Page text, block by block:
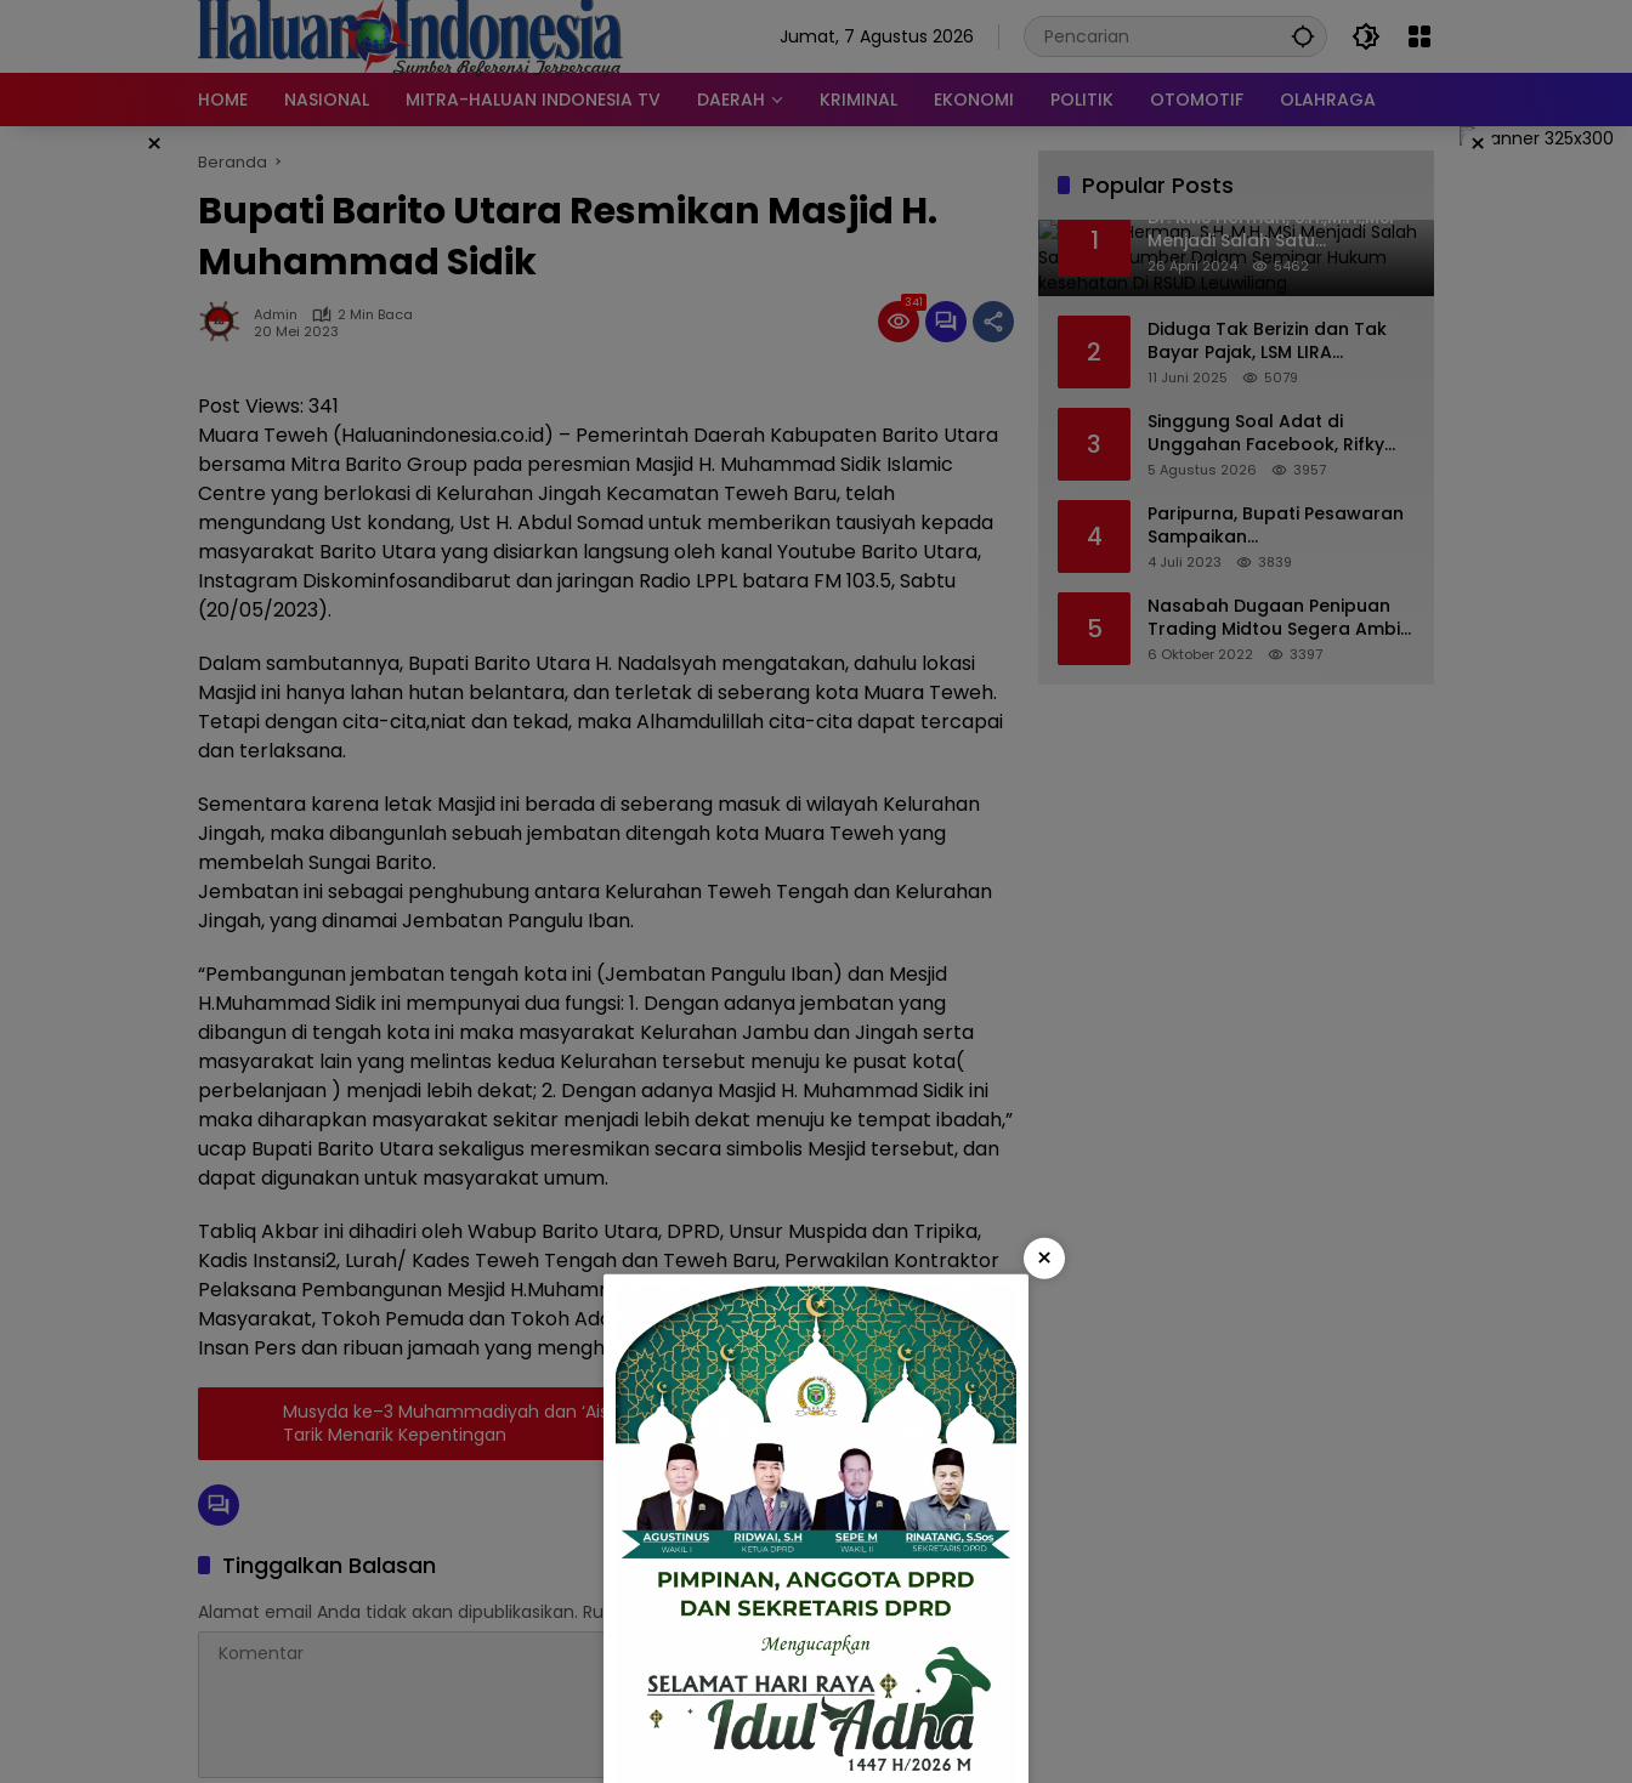
Jumat, 7 Agustus 2026
HOME NASIONAL MITRA-HALUAN INDONESIA TV DAERAH KRIMINAL EKONOMI POLITIK OTOMOTIF OLAHRAGA
× ×
Beranda
Bupati Barito Utara Resmikan Masjid H.
Muhammad Sidik
Admin
2 Min Baca
20 Mei 2023
341
Post Views: 341
Muara Teweh (Haluanindonesia.co.id) – Pemerintah Daerah Kabupaten Barito Utara
bersama Mitra Barito Group pada peresmian Masjid H. Muhammad Sidik Islamic
Centre yang berlokasi di Kelurahan Jingah Kecamatan Teweh Baru, telah
mengundang Ust kondang, Ust H. Abdul Somad untuk memberikan tausiyah kepada
masyarakat Barito Utara yang disiarkan langsung oleh kanal Youtube Barito Utara,
Instagram Diskominfosandibarut dan jaringan Radio LPPL batara FM 103.5, Sabtu
(20/05/2023).
Dalam sambutannya, Bupati Barito Utara H. Nadalsyah mengatakan, dahulu lokasi
Masjid ini hanya lahan hutan belantara, dan terletak di seberang kota Muara Teweh.
Tetapi dengan cita-cita,niat dan tekad, maka Alhamdulillah cita-cita dapat tercapai
dan terlaksana.
Sementara karena letak Masjid ini berada di seberang masuk di wilayah Kelurahan
Jingah, maka dibangunlah sebuah jembatan ditengah kota Muara Teweh yang
membelah Sungai Barito.
Jembatan ini sebagai penghubung antara Kelurahan Teweh Tengah dan Kelurahan
Jingah, yang dinamai Jembatan Pangulu Iban.
“Pembangunan jembatan tengah kota ini (Jembatan Pangulu Iban) dan Mesjid
H.Muhammad Sidik ini mempunyai dua fungsi: 1. Dengan adanya jembatan yang
dibangun di tengah kota ini maka masyarakat Kelurahan Jambu dan Jingah serta
masyarakat lain yang melintas kedua Kelurahan tersebut menuju ke pusat kota(
perbelanjaan ) menjadi lebih dekat; 2. Dengan adanya Masjid H. Muhammad Sidik ini
maka diharapkan masyarakat sekitar menjadi lebih dekat menuju ke tempat ibadah,”
ucap Bupati Barito Utara sekaligus meresmikan secara simbolis Mesjid tersebut, dan
dapat digunakan untuk masyarakat umum.
Tabliq Akbar ini dihadiri oleh Wabup Barito Utara, DPRD, Unsur Muspida dan Tripika,
Kadis Instansi2, Lurah/ Kades Teweh Tengah dan Teweh Baru, Perwakilan Kontraktor
Pelaksana Pembangunan Mesjid H.Muhammad Sidik, Tokoh Agama, Tokoh
Masyarakat, Tokoh Pemuda dan Tokoh Adat, Organisasi ORARI dan RAPI serta
Insan Pers dan ribuan jamaah yang menghadiri. (Ans71).
Musyda ke–3 Muhammadiyah dan ‘Aisyiyah Pringsewu Bebas Money Politic dan
Tarik Menarik Kepentingan
Tinggalkan Balasan
Alamat email Anda tidak akan dipublikasikan. Ruas yang wajib ditandai*
Popular Posts
1
Dr. KMS Herman, S.H.,M.H.,MSi
Menjadi Salah Satu
Narasumber Dalam Seminar
Hukum kesehatan Di RSUD
26 April 2024 5462
2
Diduga Tak Berizin dan Tak
Bayar Pajak, LSM LIRA
Laporkan Santerra de
Batu
11 Juni 2025 5079
3
Singgung Soal Adat di
Unggahan Facebook, Rifky
Desriana Minta Maaf ke PDA
5 Agustus 2026 3957
4
Paripurna, Bupati Pesawaran
Sampaikan
Pertanggungjawaban
4 Juli 2023 3839
5
Nasabah Dugaan Penipuan
Trading Midtou Segera Ambil
Langkah Hukum
6 Oktober 2022 3397
×